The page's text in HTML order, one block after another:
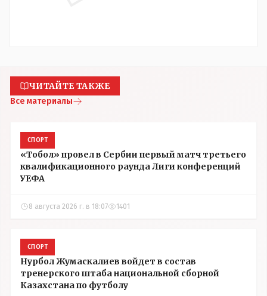
ЧИТАЙТЕ ТАКЖЕ
Все материалы
СПОРТ
«Тобол» провел в Сербии первый матч третьего
квалификационного раунда Лиги конференций
УЕФА
8 августа 2026 г. в 18:07 1401
СПОРТ
Нурбол Жумаскалиев войдет в состав
тренерского штаба национальной сборной
Казахстана по футболу